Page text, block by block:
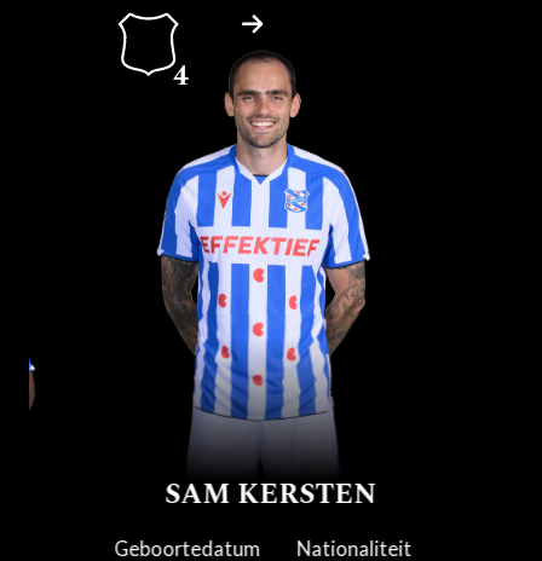
4
SAM KERSTEN
Geboortedatum
Nationaliteit